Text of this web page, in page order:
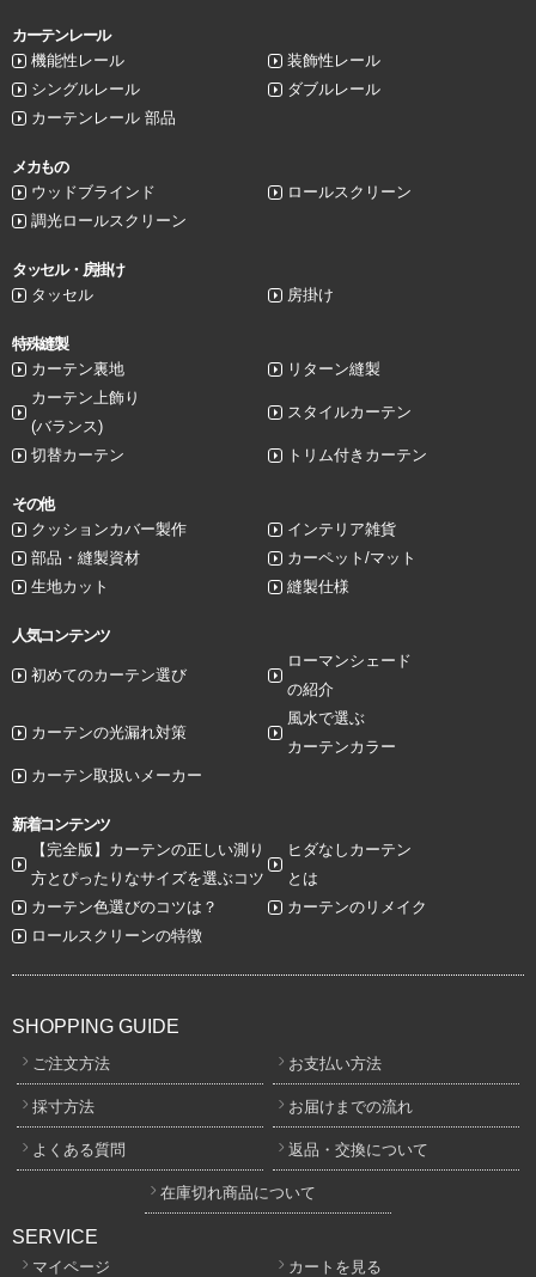
カーテンレール
機能性レール
装飾性レール
シングルレール
ダブルレール
カーテンレール 部品
メカもの
ウッドブラインド
ロールスクリーン
調光ロールスクリーン
タッセル・房掛け
タッセル
房掛け
特殊縫製
カーテン裏地
リターン縫製
カーテン上飾り
(バランス)
スタイルカーテン
切替カーテン トリム付きカーテン
その他
クッションカバー製作
インテリア雑貨
部品・縫製資材
カーペット/マット
生地カット
縫製仕様
人気コンテンツ
初めてのカーテン選び
ローマンシェード
の紹介
カーテンの光漏れ対策
風水で選ぶ
カーテンカラー
カーテン取扱いメーカー
新着コンテンツ
【完全版】カーテンの正しい測り
方とぴったりなサイズを選ぶコツ
ヒダなしカーテン
とは
カーテン色選びのコツは？
カーテンのリメイク
ロールスクリーンの特徴
SHOPPING GUIDE
ご注文方法 お支払い方法
採寸方法 お届けまでの流れ
よくある質問 返品・交換について
在庫切れ商品について
SERVICE
マイページ カートを見る